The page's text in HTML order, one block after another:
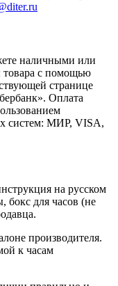
наличными или
товара с помощью
странице
Оплата
систем: МИР, VISA,
на русском
бокс для часов (не
производителя.
к часам